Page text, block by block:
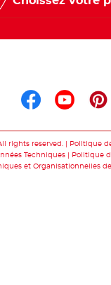
rights reserved. Politique
Techniques Politique
et Organisationnelles